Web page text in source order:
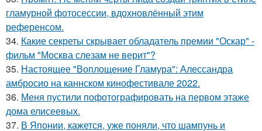
гламурной фотосессии, вдохновлённый этим
референсом.
34. Какие секреты скрывает обладатель премии "Оскар" -
фильм "Москва слезам не верит"?
35. Настоящее "Воплощение Гламура": Алессандра
амбросио на каннском кинофестивале 2022.
36. Меня пустили пофотографировать на первом этаже
дома елисеевых.
37. В Японии, кажется, уже поняли, что шампунь и